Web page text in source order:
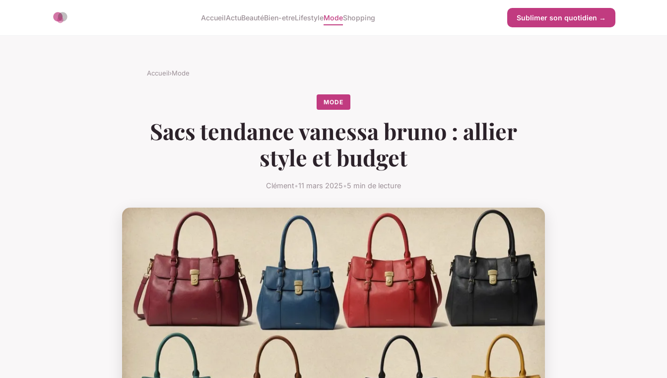
AccueilActuBeautéBien-etreLifestyleModeShopping Sublimer son quotidien →
Accueil›Mode
MODE
Sacs tendance vanessa bruno : allier
style et budget
Clément•11 mars 2025•5 min de lecture